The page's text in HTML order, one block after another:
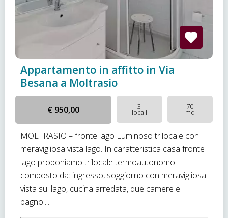
Appartamento in affitto in Via
Besana a Moltrasio
€ 950,00 3
locali
70
mq
MOLTRASIO – fronte lago Luminoso trilocale con
meravigliosa vista lago. In caratteristica casa fronte
lago proponiamo trilocale termoautonomo
composto da: ingresso, soggiorno con meravigliosa
vista sul lago, cucina arredata, due camere e
bagno....